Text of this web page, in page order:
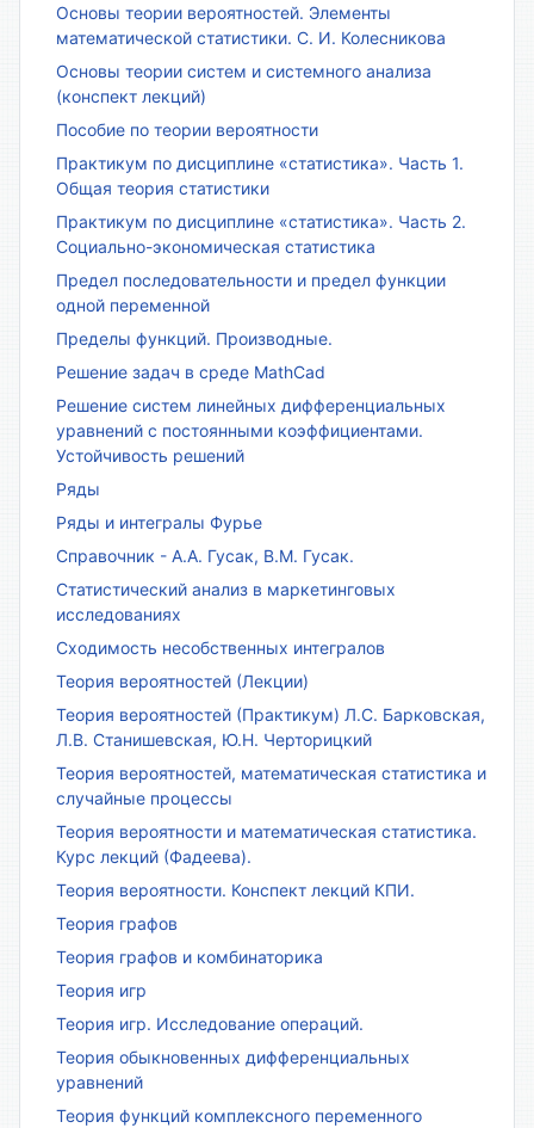
Основы теории вероятностей. Элементы
математической статистики. С. И. Колесникова
Основы теории систем и системного анализа
(конспект лекций)
Пособие по теории вероятности
Практикум по дисциплине «статистика». Часть 1.
Общая теория статистики
Практикум по дисциплине «статистика». Часть 2.
Социально-экономическая статистика
Предел последовательности и предел функции
одной переменной
Пределы функций. Производные.
Решение задач в среде MathCad
Решение систем линейных дифференциальных
уравнений с постоянными коэффициентами.
Устойчивость решений
Ряды
Ряды и интегралы Фурье
Справочник - А.А. Гусак, В.М. Гусак.
Статистический анализ в маркетинговых
исследованиях
Сходимость несобственных интегралов
Теория вероятностей (Лекции)
Теория вероятностей (Практикум) Л.С. Барковская,
Л.В. Станишевская, Ю.Н. Черторицкий
Теория вероятностей, математическая статистика и
случайные процессы
Теория вероятности и математическая статистика.
Курс лекций (Фадеева).
Теория вероятности. Конспект лекций КПИ.
Теория графов
Теория графов и комбинаторика
Теория игр
Теория игр. Исследование операций.
Теория обыкновенных дифференциальных
уравнений
Теория функций комплексного переменного